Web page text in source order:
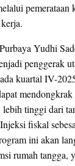
pemerataan
Yudhi
penggerak
kuartal IV-
tinggi dari
fiskal
ini akan
rumah tangga,